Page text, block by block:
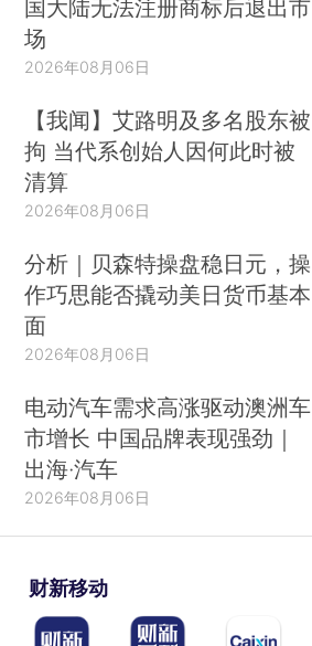
国大陆无法注册商标后退出市
场
2026年08月06日
【我闻】艾路明及多名股东被
拘 当代系创始人因何此时被
清算
2026年08月06日
分析｜贝森特操盘稳日元，操
作巧思能否撬动美日货币基本
面
2026年08月06日
电动汽车需求高涨驱动澳洲车
市增长 中国品牌表现强劲｜
出海·汽车
2026年08月06日
财新移动